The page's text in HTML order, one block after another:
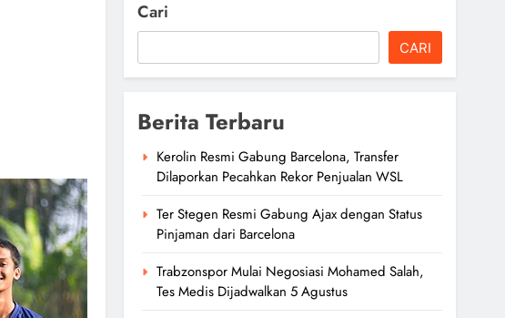
Cari
CARI
Berita Terbaru
Kerolin Resmi Gabung Barcelona, Transfer
Dilaporkan Pecahkan Rekor Penjualan WSL
Ter Stegen Resmi Gabung Ajax dengan Status
Pinjaman dari Barcelona
Trabzonspor Mulai Negosiasi Mohamed Salah,
Tes Medis Dijadwalkan 5 Agustus